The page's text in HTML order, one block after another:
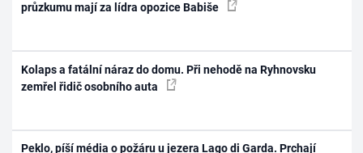
průzkumu mají za lídra opozice Babiše
Kolaps a fatální náraz do domu. Při nehodě na Ryhnovsku
zemřel řidič osobního auta
Peklo, píší média o požáru u jezera Lago di Garda. Prchají